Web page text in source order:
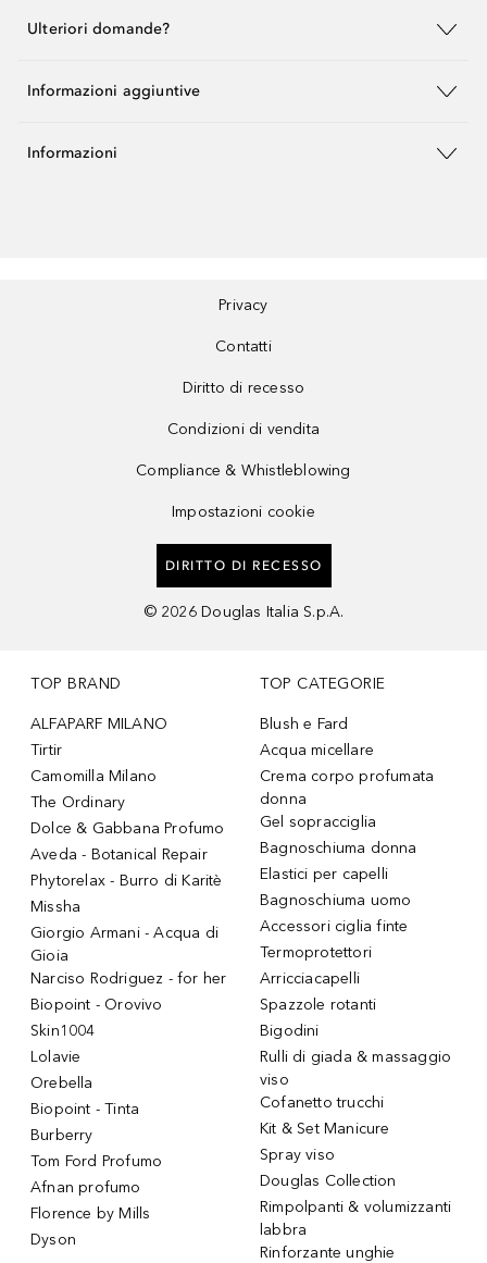
Ulteriori domande?
Informazioni aggiuntive
Informazioni
Privacy
Contatti
Diritto di recesso
Condizioni di vendita
Compliance & Whistleblowing
Impostazioni cookie
DIRITTO DI RECESSO
© 2026 Douglas Italia S.p.A.
TOP BRAND
ALFAPARF MILANO
Tirtir
Camomilla Milano
The Ordinary
Dolce & Gabbana Profumo
Aveda - Botanical Repair
Phytorelax - Burro di Karitè
Missha
Giorgio Armani - Acqua di
Gioia
Narciso Rodriguez - for her
Biopoint - Orovivo
Skin1004
Lolavie
Orebella
Biopoint - Tinta
Burberry
Tom Ford Profumo
Afnan profumo
Florence by Mills
Dyson
TOP CATEGORIE
Blush e Fard
Acqua micellare
Crema corpo profumata
donna
Gel sopracciglia
Bagnoschiuma donna
Elastici per capelli
Bagnoschiuma uomo
Accessori ciglia finte
Termoprotettori
Arricciacapelli
Spazzole rotanti
Bigodini
Rulli di giada & massaggio
viso
Cofanetto trucchi
Kit & Set Manicure
Spray viso
Douglas Collection
Rimpolpanti & volumizzanti
labbra
Rinforzante unghie